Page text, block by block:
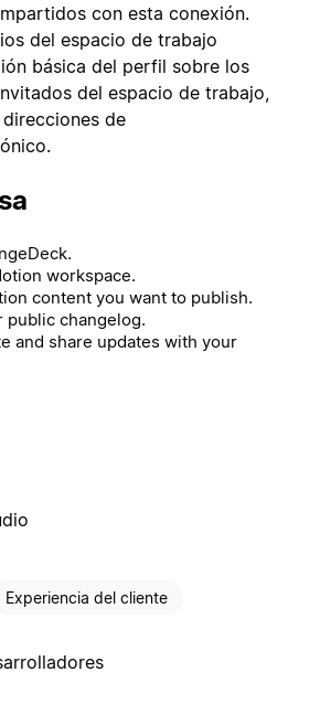
con esta conexión.
del espacio de trabajo
básica del perfil sobre los
del espacio de trabajo,
de
workspace.
content you want to publish.
public changelog.
and share updates with your
Experiencia del cliente